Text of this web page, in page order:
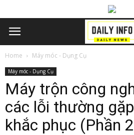
Home Máy móc - Dụng Cụ
Máy móc - Dụng Cụ
Máy trộn công
các lỗi thường
khắc phục (Phần